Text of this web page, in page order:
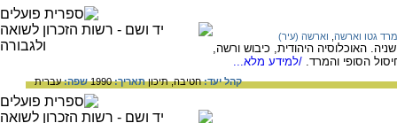
מרד גטו וארשה וארשה (עיר)
האוכלוסיה היהודית, כיבוש ורשה,
הסופי והמרד. /למידע מלא...
קהל יעד:חטיבה,תיכוןתאריך:1990 שפה:עברית